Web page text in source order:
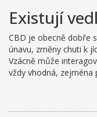
Existují
CBD je obecně dobře
únavu, změny chuti k
Vzácně může
vždy vhodná, zejména